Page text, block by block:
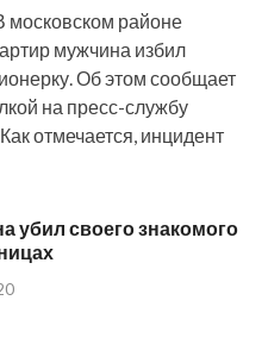
московском районе
мужчина избил
Об этом сообщает
на пресс-службу
отмечается, инцидент
убил своего знакомого